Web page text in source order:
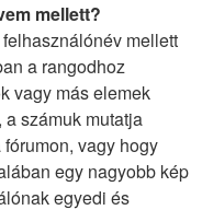
mellett?
mellett
a rangodhoz
vagy más elemek
számuk mutatja
vagy hogy
egy nagyobb kép
egyedi és